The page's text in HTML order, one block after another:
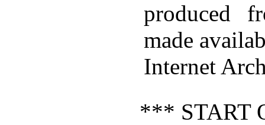
produced
made
Internet
*** START